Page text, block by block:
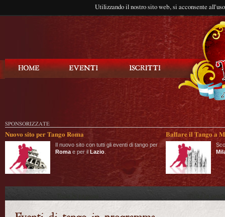
Utilizzando il nostro sito web, si acconsente
SPONSORIZZATE
Nuovo sito per Tango Roma
Il nuovo sito con tutti gli eventi di tango per
Roma e per il Lazio
Ballare il Tango a